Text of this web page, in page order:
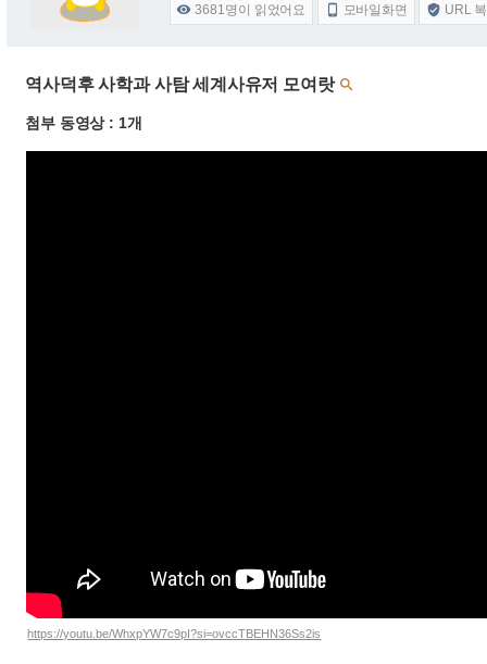
 3681명이 읽었어요  모바일화면  URL
역사덕후 사학과 사탐 세계사유저 모여랏 
첨부 동영상 : 1개
https://youtu.be/WhxpYW7c9pI?si=ovccTBEHN36Ss2is